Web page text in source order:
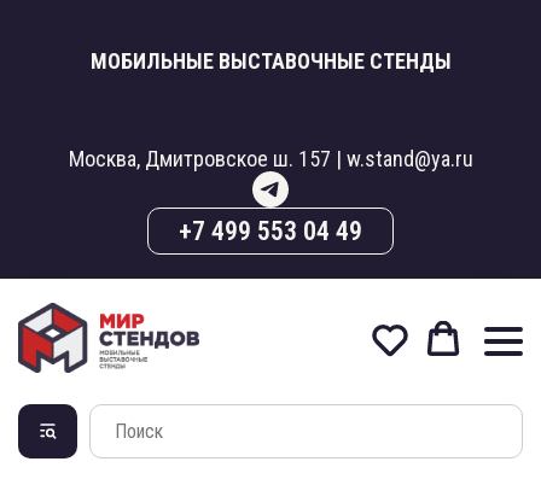
МОБИЛЬНЫЕ ВЫСТАВОЧНЫЕ СТЕНДЫ
Москва, Дмитровское ш. 157 | w.stand@ya.ru
+7 499 553 04 49